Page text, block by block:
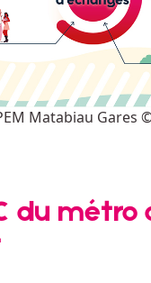
Matabiau Gares
du métro